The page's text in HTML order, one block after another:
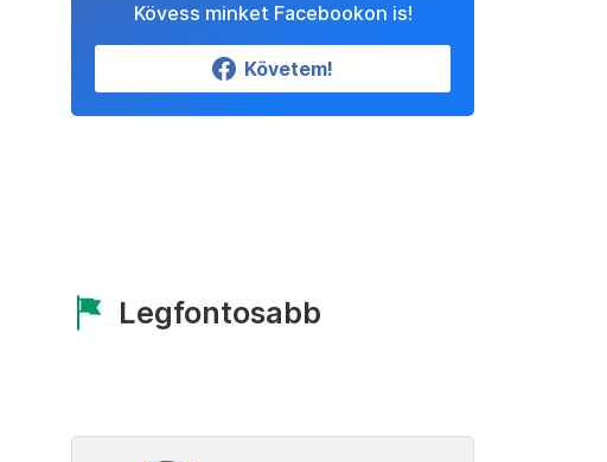
Kövess minket Facebookon is!
Követem!
Legfontosabb